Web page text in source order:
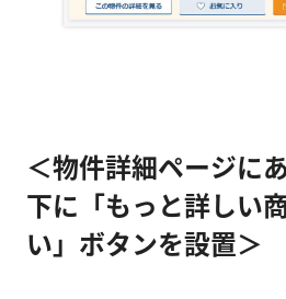
＜物件詳細ページに
下に「もっと詳しい
い」ボタンを設置＞